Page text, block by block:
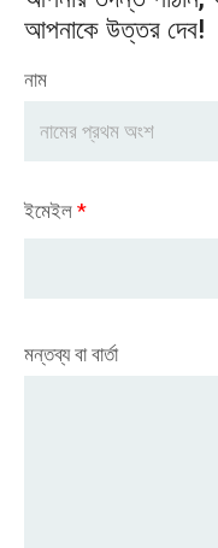
আপনাকে উত্তর দেব!
নাম
ইমেইল*
মন্তব্য বা বার্তা